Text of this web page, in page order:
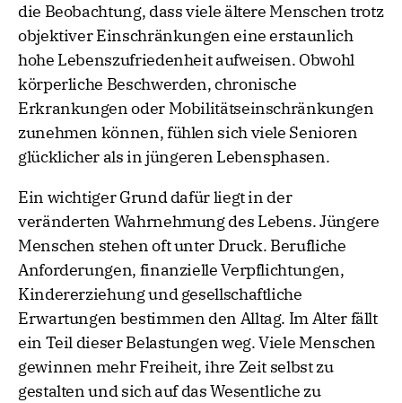
die Beobachtung, dass viele ältere Menschen trotz
objektiver Einschränkungen eine erstaunlich
hohe Lebenszufriedenheit aufweisen. Obwohl
körperliche Beschwerden, chronische
Erkrankungen oder Mobilitätseinschränkungen
zunehmen können, fühlen sich viele Senioren
glücklicher als in jüngeren Lebensphasen.
Ein wichtiger Grund dafür liegt in der
veränderten Wahrnehmung des Lebens. Jüngere
Menschen stehen oft unter Druck. Berufliche
Anforderungen, finanzielle Verpflichtungen,
Kindererziehung und gesellschaftliche
Erwartungen bestimmen den Alltag. Im Alter fällt
ein Teil dieser Belastungen weg. Viele Menschen
gewinnen mehr Freiheit, ihre Zeit selbst zu
gestalten und sich auf das Wesentliche zu